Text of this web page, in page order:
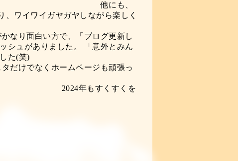
ます。 他にも、
ワイワイガヤガヤしながら楽しく
ます♪
い方で、「ブログ更新し
シュがありました。 「意外とみん
言葉に震えました(笑)
ホームページも頑張っ
思います。
すくを